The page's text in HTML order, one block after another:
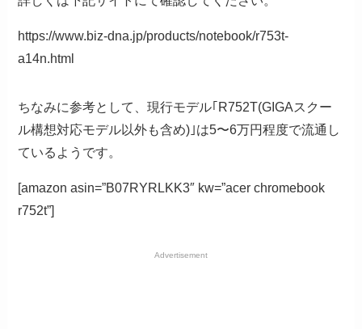
https://www.biz-dna.jp/products/notebook/r753t-
a14n.html
ちなみに参考として、現行モデル｢R752T(GIGAスクー
ル構想対応モデル以外も含め)｣は5〜6万円程度で流通し
ているようです。
[amazon asin=”B07RYRLKK3″ kw=”acer chromebook
r752t”]
Advertisement